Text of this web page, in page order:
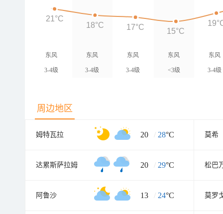
东风
3-4级
东风
3-4级
东风
3-4级
东风
<3级
东风
3-4级
21°C
18°C 17°C 15°C
周边地区
姆特瓦拉 20 / 28°C 莫希
达累斯萨拉姆 20 / 29°C 松巴
阿鲁沙 13 / 24°C 莫罗